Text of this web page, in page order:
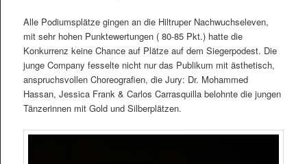
Alle Podiumsplätze gingen an die Hiltruper Nachwuchseleven,
mit sehr hohen Punktewertungen ( 80-85 Pkt.) hatte die
Konkurrenz keine Chance auf Plätze auf dem Siegerpodest. Die
junge Company fesselte nicht nur das Publikum mit ästhetisch,
anspruchsvollen Choreografien, die Jury: Dr. Mohammed
Hassan, Jessica Frank & Carlos Carrasquilla belohnte die jungen
Tänzerinnen mit Gold und Silberplätzen.